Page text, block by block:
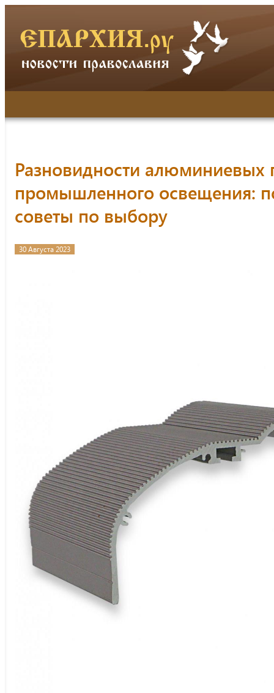
Разновидности алюминиевых
промышленного освещения:
советы по выбору
30 Августа 2023